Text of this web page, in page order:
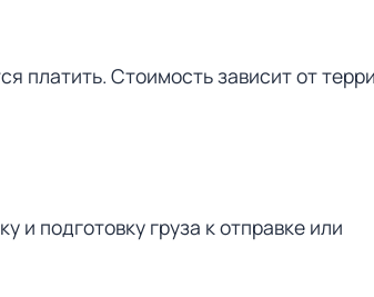
платить. Стоимость зависит от
и подготовку груза к отправке или